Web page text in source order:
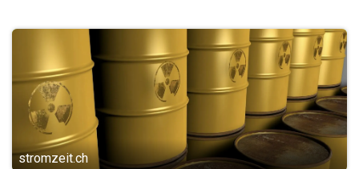
stromzeit.ch